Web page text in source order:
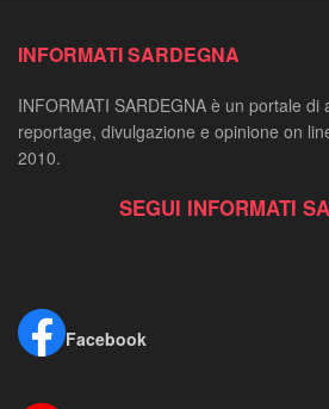
INFORMATI SARDEGNA
INFORMATI SARDEGNA è un portale di
reportage, divulgazione e opinione on
2010.
SEGUI INFORMATI
Facebook